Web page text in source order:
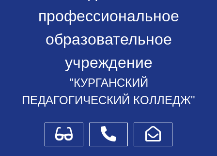
профессиональное
образовательное
учреждение
"КУРГАНСКИЙ
ПЕДАГОГИЧЕСКИЙ КОЛЛЕДЖ"
Для слабовидящихТелефоныНаписать обращение